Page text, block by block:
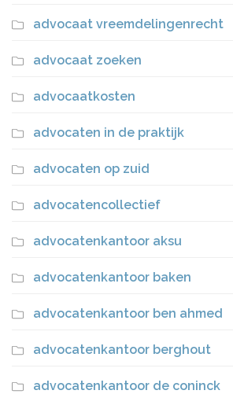
advocaat vreemdelingenrecht
advocaat zoeken
advocaatkosten
advocaten in de praktijk
advocaten op zuid
advocatencollectief
advocatenkantoor aksu
advocatenkantoor baken
advocatenkantoor ben ahmed
advocatenkantoor berghout
advocatenkantoor de coninck